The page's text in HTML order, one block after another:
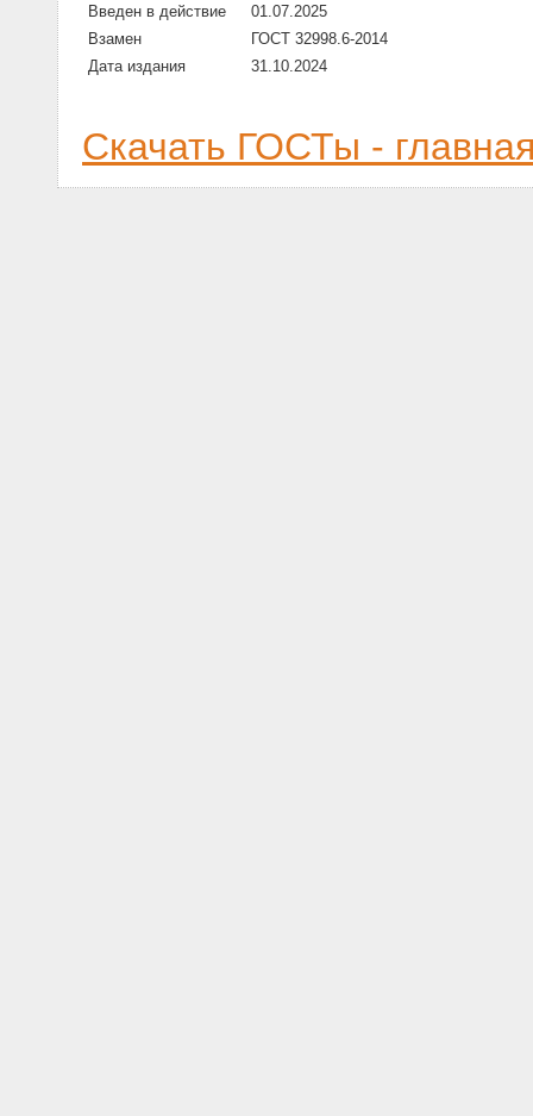
Введен в действие
01.07.2025
Взамен
ГОСТ 32998.6-2014
Дата издания
31.10.2024
Скачать ГОСТы -